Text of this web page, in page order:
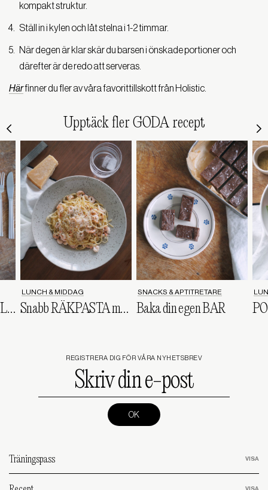
kompakt struktur.
Ställ in i kylen och låt stelna i 1-2 timmar.
När degen är klar skär du barsen i önskade portioner och
därefter är de redo att serveras.
Härfinner du fler av våra favorittillskott från Holistic.
Upptäck fler GODA recept
Sommarens enklaste LAXBOWL
LUNCH & MIDDAG
Snabb RÄKPASTA med CITRON & DILL
SNACKS & APTITRETARE
Baka din egen BAR
Träningspass
REGISTRERA DIG FÖR VÅRA NYHETSBREV
din
e-
post